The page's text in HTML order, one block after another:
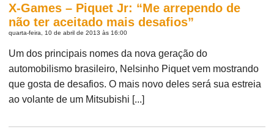
X-Games – Piquet Jr: “Me arrependo de
não ter aceitado mais desafios”
quarta-feira, 10 de abril de 2013 às 16:00
Um dos principais nomes da nova geração do
automobilismo brasileiro, Nelsinho Piquet vem mostrando
que gosta de desafios. O mais novo deles será sua estreia
ao volante de um Mitsubishi [...]